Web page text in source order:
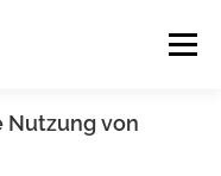
Menü
Nutzung von